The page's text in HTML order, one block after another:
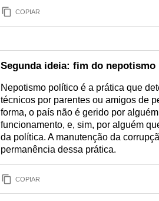
COPIAR
Segunda ideia: fim do
Nepotismo político é a prática que
técnicos por parentes ou amigos de
forma, o país não é gerido por
funcionamento, e, sim, por alguém
da política. A manutenção da
permanência dessa prática.
COPIAR